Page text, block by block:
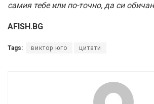
самия тебе или по-точно, да си
AFISH.BG
Tags: виктор юго цитати